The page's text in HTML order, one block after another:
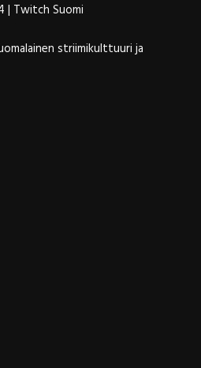
| Twitch Suomi
striimikulttuuri ja